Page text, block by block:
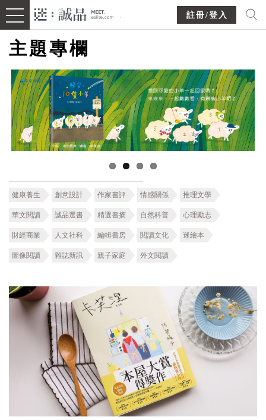
註冊/登入
主題專欄
健康養生 創意設計 作家書評 情感關係 推理文學
華文閱讀 誠品選書 精選書摘 自然科普 心理勵志
財經商業 人文社科 編輯書房 閱讀文化 迷繪本
圖像閱讀 雜誌新訊 親子家庭 外文閱讀